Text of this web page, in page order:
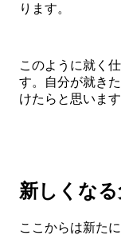
ります。
このように就く
す。自分が就き
けたらと思います
新しくな
ここからは新た